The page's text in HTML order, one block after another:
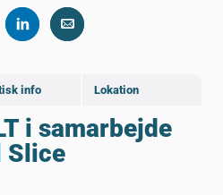
info Lokation
i samarbejde
Slice